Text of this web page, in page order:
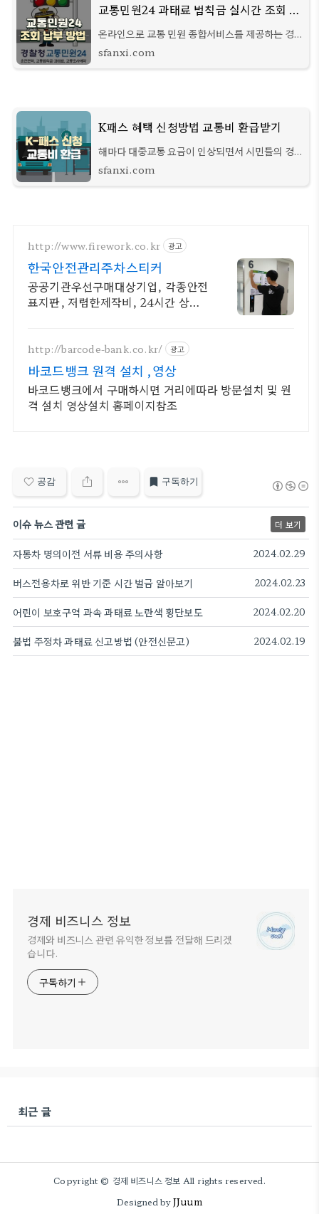
교통민원24 과태료 범칙금 실시간 조회 온라인 납부 방법
온라인으로 교통 민원 종합서비스를 제공하는 경
찰청 교통민원24 시스템은 최근 단속내용은 물론
sfanxi.com
K패스 혜택 신청방법 교통비 환급받기
해마다 대중교통 요금이 인상되면서 시민들의 경
제적 부담이 커지고 있는데요 대중교통비의
sfanxi.com
http://www.firework.co.kr 광고
한국안전관리주차스티커
공공기관우선구매대상기업, 각종안전
표지판, 저렴한제작비, 24시간 상담
http://barcode-bank.co.kr/ 광고
바코드뱅크 원격 설치 ,영상
바코드뱅크에서 구매하시면 거리에따라 방문설치 및 원
격 설치 영상설치 홈페이지참조
공감 구독하기
이슈 뉴스 관련 글 더 보기
자동차 명의이전 서류 비용 주의사항 2024.02.29
버스전용차로 위반 기준 시간 벌금 알아보기 2024.02.23
어린이 보호구역 과속 과태료 노란색 횡단보도 2024.02.20
불법 주정차 과태료 신고방법 (안전신문고) 2024.02.19
경제 비즈니스 정보
경제와 비즈니스 관련 유익한 정보를 전달해 드리겠
습니다.
구독하기
최근 글
Copyright © 경제 비즈니스 정보 All rights reserved.
Designed byJJuum